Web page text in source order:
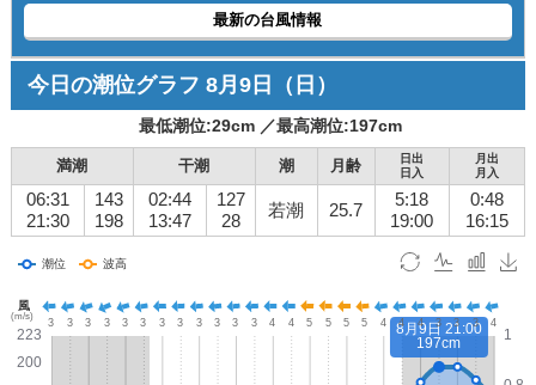
最新の台風情報
今日の潮位グラフ 8月9日 （日）
最低潮位:29cm ／最高潮位:197cm
満潮 干潮 潮 月齢
日出
日入
月出
月入
06:31
21:30
143
198
02:44
13:47
127
28
若潮 25.7
5:18
19:00
0:48
16:15